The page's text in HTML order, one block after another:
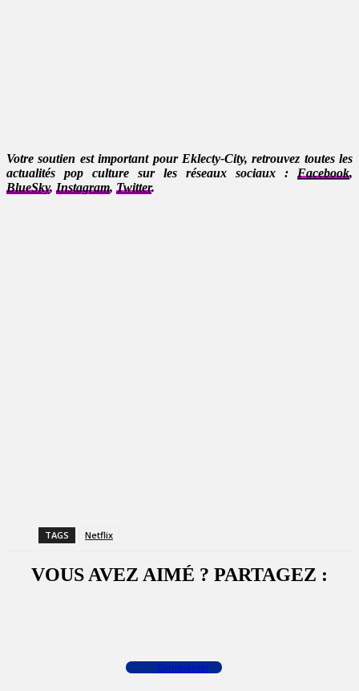
Votre soutien est important pour Eklecty-City, retrouvez toutes les
actualités pop culture sur les réseaux sociaux : Facebook,
BlueSky, Instagram, Twitter.
TAGS Netflix
VOUS AVEZ AIMÉ ? PARTAGEZ :
Commenter